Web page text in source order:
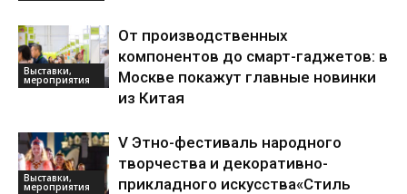
Выставки,
мероприятия
От производственных
компонентов до смарт-гаджетов: в
Москве покажут главные новинки
из Китая
Выставки,
мероприятия
V Этно-фестиваль народного
творчества и декоративно-
прикладного искусства«Стиль